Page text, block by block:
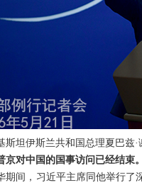
斯坦伊斯兰共和国总理夏巴兹
京对中国的国事访问已经结束
期间，习近平主席同他举行